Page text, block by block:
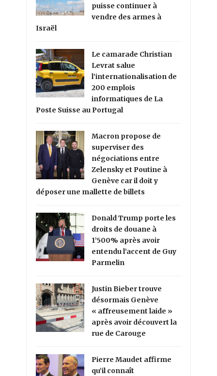
puisse continuer à
vendre des armes à
Israël
Le camarade Christian
Levrat salue
l’internationalisation de
200 emplois
informatiques de La
Poste Suisse au Portugal
Macron propose de
superviser des
négociations entre
Zelensky et Poutine à
Genève car il doit y
déposer une mallette de billets
Donald Trump porte les
droits de douane à
1’500% après avoir
entendu l’accent de Guy
Parmelin
Justin Bieber trouve
désormais Genève
« affreusement laide »
après avoir découvert la
rue de Carouge
Pierre Maudet affirme
qu’il connaît